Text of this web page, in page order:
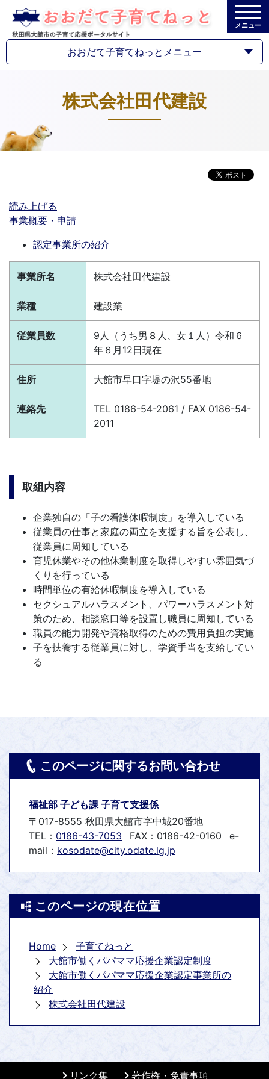
メニュー
おおだて子育てねっとメニュー
株式会社田代建設
読み上げる
事業概要・申請
認定事業所の紹介
事業所名 株式会社田代建設
業種 建設業
従業員数
9人（うち男８人、女１人）令和６
年６月12日現在
住所 大館市早口字堤の沢55番地
連絡先
TEL 0186-54-2061 / FAX 0186-54-
2011
取組内容
企業独自の「子の看護休暇制度」を導入している
従業員の仕事と家庭の両立を支援する旨を公表し、
従業員に周知している
育児休業やその他休業制度を取得しやすい雰囲気づ
くりを行っている
時間単位の有給休暇制度を導入している
セクシュアルハラスメント、パワーハラスメント対
策のため、相談窓口等を設置し職員に周知している
職員の能力開発や資格取得のための費用負担の実施
子を扶養する従業員に対し、学資手当を支給してい
る
このページに関するお問い合わせ
福祉部 子ども課 子育て支援係
〒017-8555 秋田県大館市字中城20番地
TEL： 0186-43-7053 FAX：0186-42-0160
e-
mail： kosodate@city.odate.lg.jp
このページの現在位置
Home
子育てねっと
大館市働くパパママ応援企業認定制度
大館市働くパパママ応援企業認定事業所の
紹介
株式会社田代建設
リンク集 著作権・免責事項